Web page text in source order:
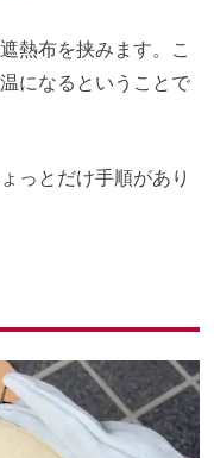
熱布を挟みます。こ
になるということで
っとだけ手順があり